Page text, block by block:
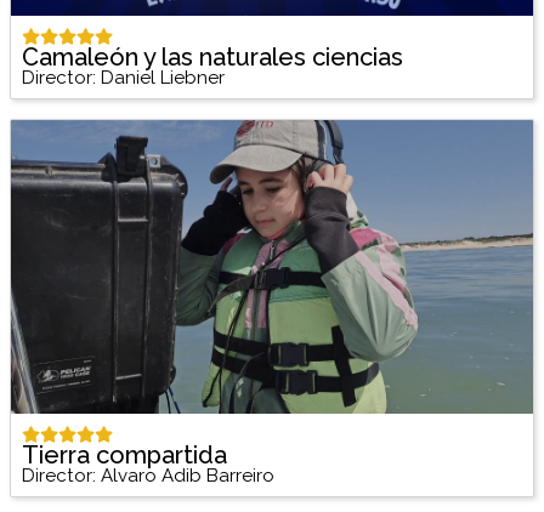
Camaleón y las naturales ciencias
Director: Daniel Liebner
Tierra compartida
Director: Alvaro Adib Barreiro